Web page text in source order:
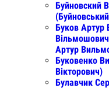
Буйновский
Буков
Артур
Буковенко
Вікторович)
Булавчик